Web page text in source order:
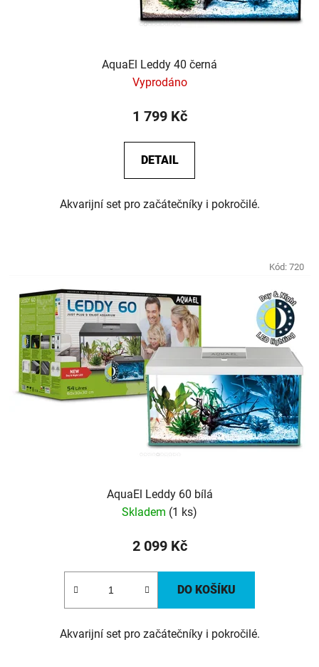
AquaEl Leddy 40 černá
Vyprodáno
1 799 Kč
DETAIL
Akvarijní set pro začátečníky i pokročilé.
AquaEl Leddy 60 bílá
Skladem (1 ks)
2 099 Kč
DO KOŠÍKU
Akvarijní set pro začátečníky i pokročilé.
Kód: 720